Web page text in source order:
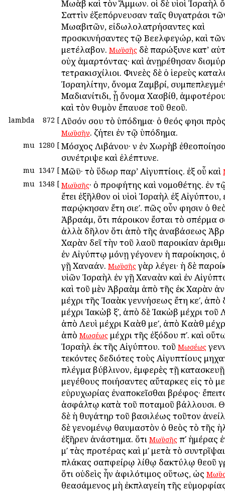
Μωὰβ καὶ τὸν Ἄμμων. οἱ δὲ υἱοὶ Ἰσραὴλ
Σαττὶν ἐξεπόρνευσαν ταῖς θυγατράσι
Μωαβιτῶν, εἰδωλολατρήσαντες καὶ
προσκυνήσαντες τῷ Βεελφεγώρ, καὶ
μετέλαβον. Μωϋσῆς δὲ παρώξυνε κατ’
οὐχ ἁμαρτόντας· καὶ ἀνῃρέθησαν
τετρακισχίλιοι. Φινεὲς δὲ ὁ ἱερεὺς
Ἰσραηλίτην, ὄνομα Ζαμβρί,
Μαδιανίτιδι, ᾗ ὄνομα Χασβίθ,
καὶ τὸν θυμὸν ἔπαυσε τοῦ θεοῦ.
lambda 872 [ Λῦσόν σου τὸ ὑπόδημα· ὁ θεός φησι
Μωϋσῆν. ζήτει ἐν τῷ ὑπόδημα.
mu 1280 [ Μόσχος Λιβάνου· ὃν ἐν Χωρὴβ
συνέτριψε καὶ ἐλέπτυνε.
mu 1347 [ Μῶϋ· τὸ ὕδωρ παρ’ Αἰγυπτίοις. ἐξ οὗ καὶ
mu 1348 [ Μωϋσῆς· ὁ προφήτης καὶ νομοθέτης. ἐν
ἔτει ἐξῆλθον οἱ υἱοὶ Ἰσραὴλ ἐξ Αἰγύπτου,
παρῴκησαν ἔτη σιεʹ. πῶς οὖν φησιν ὁ
Ἀβραάμ, ὅτι πάροικον ἔσται τὸ σπέρμα
ἀλλὰ δῆλον ὅτι ἀπὸ τῆς ἀναβάσεως
Χαρὰν δεῖ τὴν τοῦ λαοῦ παροικίαν
ἐν Αἰγύπτῳ μόνῃ γέγονεν ἡ παροίκησις,
γῇ Χαναάν. Μωϋσῆςγὰρ λέγει· ἡ δὲ
υἱῶν Ἰσραὴλ ἐν γῇ Χαναὰν καὶ ἐν
καὶ τοῦ μὲν Ἀβραὰμ ἀπὸ τῆς ἐκ Χαρὰν
μέχρι τῆς Ἰσαὰκ γεννήσεως ἔτη κεʹ, ἀπὸ
μέχρι Ἰακὼβ ξʹ, ἀπὸ δὲ Ἰακὼβ μέχρι τοῦ
ἀπὸ Λευὶ μέχρι Καὰθ μεʹ, ἀπὸ Καὰθ
ἀπὸ Μωσέως μέχρι τῆς ἐξόδου πʹ. καὶ
Ἰσραὴλ ἐκ τῆς Αἰγύπτου. τοῦ Μωσέως
τεκόντες δεδιότες τοὺς Αἰγυπτίους
πλέγμα βύβλινον, ἐμφερὲς τῇ κατασκευῇ
μεγέθους ποιήσαντες αὔταρκες εἰς τὸ
εὐρυχωρίας ἐναποκεῖσθαι βρέφος·
ἀσφάλτῳ κατὰ τοῦ ποταμοῦ βάλλουσι.
δὲ ἡ θυγάτηρ τοῦ βασιλέως τοῦτον
δὲ γενομένῳ θαυμαστὸν ὁ θεὸς τὸ τῆς
ἐξῆρεν ἀνάστημα. ὅτι Μωϋσῆς πʹ ἡμέρας
μʹ τὰς προτέρας καὶ μʹ μετὰ τὸ
πλάκας σαπφείρῳ λίθῳ δακτύλῳ θεοῦ
ὅτι οὐδεὶς ἦν ἀφιλότιμος οὕτως, ὡς
θεασάμενος μὴ ἐκπλαγείη τῆς